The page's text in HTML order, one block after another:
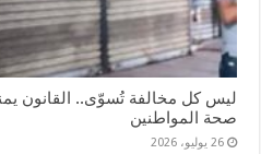
ليس كل مخالفة تُسوّى.. القانون
صحة المواطنين
26 يوليو، 2026